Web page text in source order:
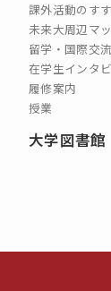
課外活動のす
未来大周辺マ
留学・国際交流
在学生インタ
履修案内
授業
大学図書館